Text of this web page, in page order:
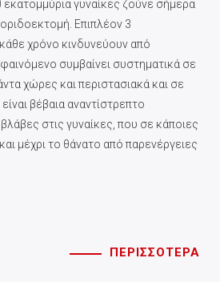
εκατομμύρια γυναίκες ζούνε σήμερα
Επιπλέον 3
χρόνο κινδυνεύουν από
συμβαίνει συστηματικά σε
χώρες και περιστασιακά και σε
βέβαια αναντίστρεπτο
στις γυναίκες, που σε κάποιες
μέχρι το θάνατο από παρενέργειες
ΠΕΡΙΣΣΟΤΕΡΑ